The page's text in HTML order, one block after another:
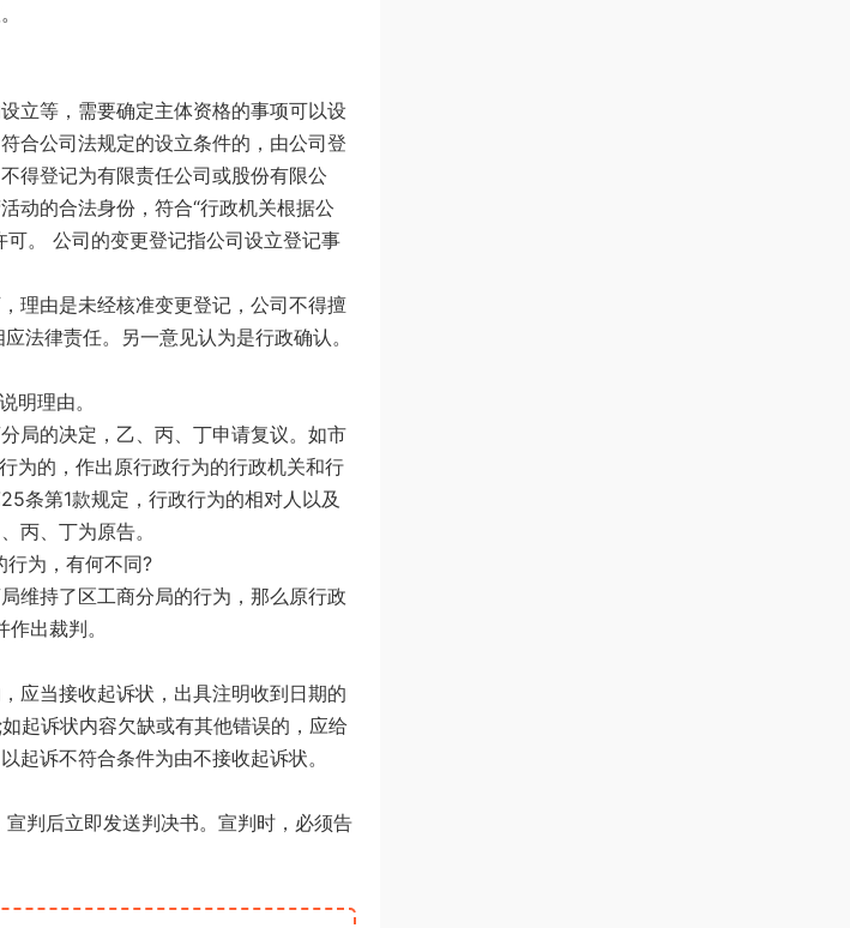
立等，需要确定主体资格的事项可以设
合公司法规定的设立条件的，由公司登
得登记为有限责任公司或股份有限公
动的合法身份，符合“行政机关根据公
。 公司的变更登记指公司设立登记事
理由是未经核准变更登记，公司不得擅
法律责任。另一意见认为是行政确认。
明理由。
局的决定，乙、丙、丁申请复议。如市
为的，作出原行政行为的行政机关和行
条第1款规定，行政行为的相对人以及
丙、丁为原告。
行为，有何不同?
维持了区工商分局的行为，那么原行政
出裁判。
应当接收起诉状，出具注明收到日期的
起诉状内容欠缺或有其他错误的，应给
起诉不符合条件为由不接收起诉状。
判后立即发送判决书。宣判时，必须告